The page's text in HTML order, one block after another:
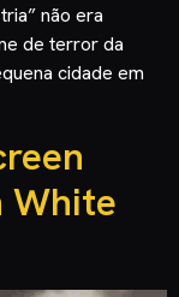
não era
de terror da
cidade em
White